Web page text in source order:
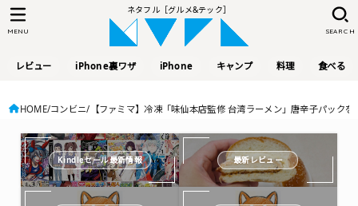
ネタフル［グルメ&テック］
レビュー iPhone裏ワザ iPhone キャンプ 料理 食べる
SEARCH
MENU
HOME コンビニ 【ファミマ】冷凍「味仙本店監修 台湾ラーメン」唐辛子パック
Kindleセール最新情報 最新レビュー